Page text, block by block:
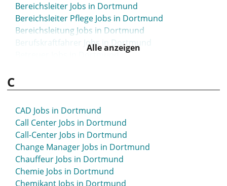
Bereichsleiter Jobs in Dortmund
Bereichsleiter Pflege Jobs in Dortmund
Bereichsleitung Jobs in Dortmund
Berufskraftfahrer Jobs in Dortmund
Betriebsleitung Jobs in Dortmund
Betriebswirtschaftslehre Jobs in Dortmund
Bezirksleiter Jobs in Dortmund
Bilanzbuchhalter Jobs in Dortmund
Bildung Jobs in Dortmund
Bodenleger Jobs in Dortmund
Briefzusteller Jobs in Dortmund
Alle anzeigen
C
CAD Jobs in Dortmund
Call Center Jobs in Dortmund
Call-Center Jobs in Dortmund
Change Manager Jobs in Dortmund
Chauffeur Jobs in Dortmund
Chemie Jobs in Dortmund
Chemikant Jobs in Dortmund